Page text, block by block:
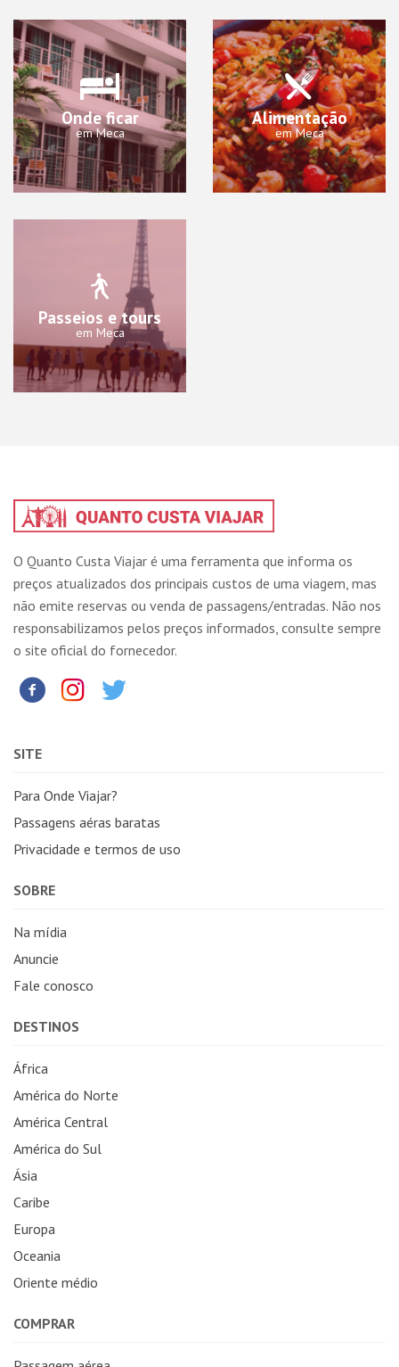
Onde ficar
em Meca
Alimentação
em Meca
Passeios e tours
em Meca
O Quanto Custa Viajar é uma ferramenta que informa os
preços atualizados dos principais custos de uma viagem, mas
não emite reservas ou venda de passagens/entradas. Não nos
responsabilizamos pelos preços informados, consulte sempre
o site oficial do fornecedor.
SITE
Para Onde Viajar?
Passagens aéras baratas
Privacidade e termos de uso
SOBRE
Na mídia
Anuncie
Fale conosco
DESTINOS
África
América do Norte
América Central
América do Sul
Ásia
Caribe
Europa
Oceania
Oriente médio
COMPRAR